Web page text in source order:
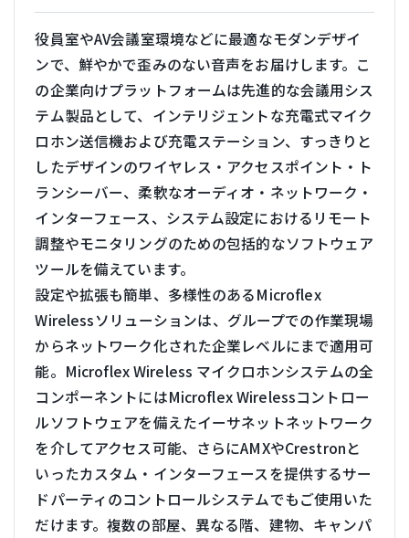
役員室やAV会議室環境などに最適なモダンデザイ
ンで、鮮やかで歪みのない音声をお届けします。こ
の企業向けプラットフォームは先進的な会議用シス
テム製品として、インテリジェントな充電式マイク
ロホン送信機および充電ステーション、すっきりと
したデザインのワイヤレス・アクセスポイント・ト
ランシーバー、柔軟なオーディオ・ネットワーク・
インターフェース、システム設定におけるリモート
調整やモニタリングのための包括的なソフトウェア
ツールを備えています。
設定や拡張も簡単、多様性のあるMicroflex
Wirelessソリューションは、グループでの作業現場
からネットワーク化された企業レベルにまで適用可
能。Microflex Wireless マイクロホンシステムの全
コンポーネントにはMicroflex Wirelessコントロー
ルソフトウェアを備えたイーサネットネットワーク
を介してアクセス可能、さらにAMXやCrestronと
いったカスタム・インターフェースを提供するサー
ドパーティのコントロールシステムでもご使用いた
だけます。複数の部屋、異なる階、建物、キャンパ